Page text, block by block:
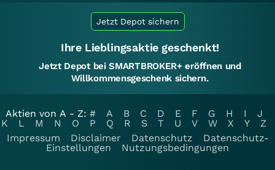
Jetzt Depot sichern
Ihre Lieblingsaktie geschenkt!
Jetzt Depot bei SMARTBROKER+ eröffnen und
Willkommensgeschenk sichern.
Aktien von A - Z: # A B C D E F G H I
J
K
L M N O P Q R S T U V W X Y
Z
Impressum
Disclaimer Datenschutz
Datenschutz-
Einstellungen
Nutzungsbedingungen